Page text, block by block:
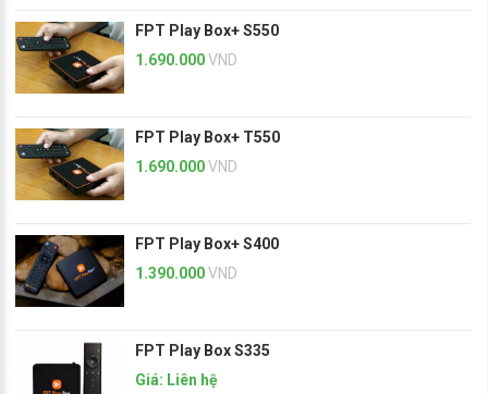
FPT Play Box+ S550
1.690.000VND
FPT Play Box+ T550
1.690.000VND
FPT Play Box+ S400
1.390.000VND
FPT Play Box S335
Giá: Liên hệ